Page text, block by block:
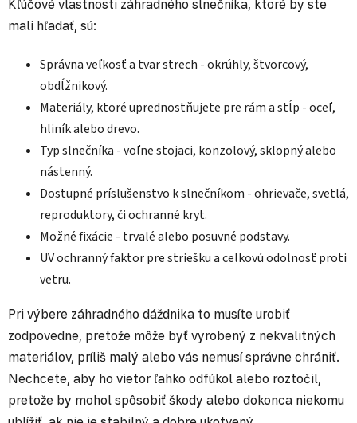
Kľúčové vlastnosti záhradného slnečníka, ktoré by ste
mali hľadať, sú:
Správna veľkosť a tvar strech - okrúhly, štvorcový,
obdĺžnikový.
Materiály, ktoré uprednostňujete pre rám a stĺp - oceľ,
hliník alebo drevo.
Typ slnečníka - voľne stojaci, konzolový, sklopný alebo
nástenný.
Dostupné príslušenstvo k slnečníkom - ohrievače, svetlá,
reproduktory, či ochranné kryt.
Možné fixácie - trvalé alebo posuvné podstavy.
UV ochranný faktor pre striešku a celkovú odolnosť proti
vetru.
Pri výbere záhradného dáždnika to musíte urobiť
zodpovedne, pretože môže byť vyrobený z nekvalitných
materiálov, príliš malý alebo vás nemusí správne chrániť.
Nechcete, aby ho vietor ľahko odfúkol alebo roztočil,
pretože by mohol spôsobiť škody alebo dokonca niekomu